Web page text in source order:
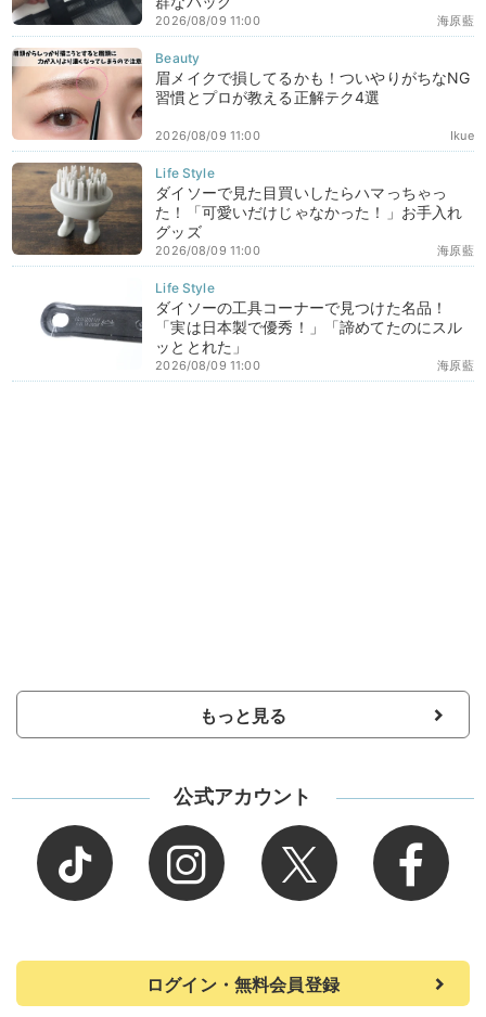
海原藍
2026/08/09 11:00
眉メイクで損してるかも！ついやりがちなNG
習慣とプロが教える正解テク4選
Ikue
2026/08/09 11:00
ダイソーで見た目買いしたらハマっちゃっ
た！「可愛いだけじゃなかった！」お手入れ
グッズ
海原藍
2026/08/09 11:00
ダイソーの工具コーナーで見つけた名品！
「実は日本製で優秀！」「諦めてたのにスル
ッととれた」
海原藍
2026/08/09 11:00
もっと見る
公式アカウント
ログイン・無料会員登録